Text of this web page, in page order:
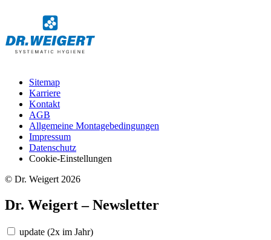
Sitemap
Karriere
Kontakt
AGB
Allgemeine Montagebedingungen
Impressum
Datenschutz
Cookie-Einstellungen
© Dr. Weigert 2026
Dr. Weigert – Newsletter
update (2x im Jahr)